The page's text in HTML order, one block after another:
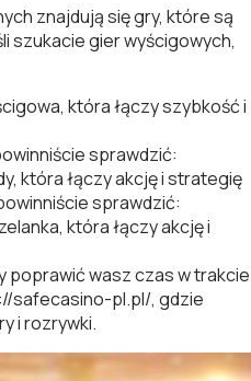
znajdują się gry, które są
szukacie gier wyścigowych,
która łączy szybkość i
sprawdzić:
która łączy akcję i strategię
sprawdzić:
która łączy akcję i
poprawić wasz czas w trakcie
safecasino-pl.pl/, gdzie
i rozrywki.